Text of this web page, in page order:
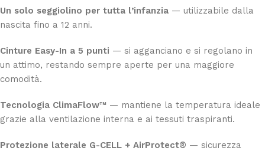
Un solo seggiolino per tutta l’infanzia — utilizzabile dalla
nascita fino a 12 anni.
Cinture Easy-In a 5 punti — si agganciano e si regolano in
un attimo, restando sempre aperte per una maggiore
comodità.
Tecnologia ClimaFlow™ — mantiene la temperatura ideale
grazie alla ventilazione interna e ai tessuti traspiranti.
Protezione laterale G-CELL + AirProtect® — sicurezza